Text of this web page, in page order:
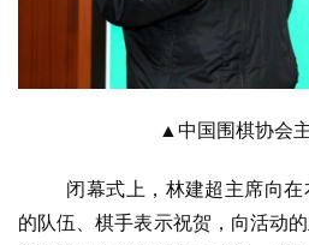
▲中国围棋协会
闭幕式上，林建超主席向
的队伍、棋手表示祝贺，向活动